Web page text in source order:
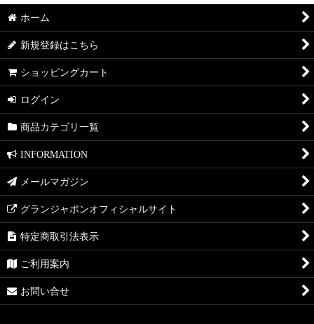
ホーム
新規登録はこちら
ショッピングカート
ログイン
商品カテゴリ一覧
INFORMATION
メールマガジン
グランジャポンオフィシャルサイト
特定商取引法表示
ご利用案内
お問い合せ